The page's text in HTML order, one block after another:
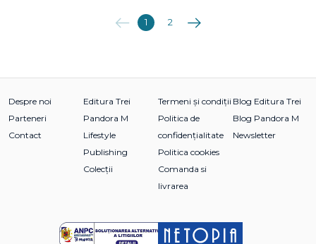
Anterioara
1 2 Următoarea
Despre noi
Parteneri
Contact
Editura Trei
Pandora M
Lifestyle
Publishing
Colecții
Termeni și condiții
Politica de
confidențialitate
Politica cookies
Comanda si
livrarea
Blog Editura Trei
Blog Pandora M
Newsletter